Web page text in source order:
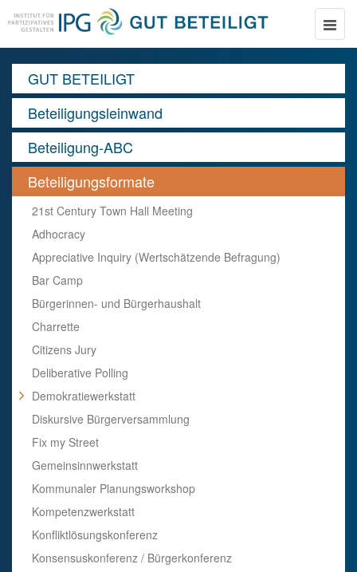
Toggle
GUT BETEILIGT
Beteiligungsleinwand
Beteiligung-ABC
Beteiligungsformate
21st Century Town Hall Meeting
Adhocracy
Appreciative Inquiry (Wertschätzende Befragung)
Bar Camp
Bürgerinnen- und Bürgerhaushalt
Charrette
Citizens Jury
Deliberative Polling
Demokratiewerkstatt
Diskursive Bürgerversammlung
Fix my Street
Gemeinsinnwerkstatt
Kommunaler Planungsworkshop
Kompetenzwerkstatt
Konfliktlösungskonferenz
Konsensuskonferenz / Bürgerkonferenz